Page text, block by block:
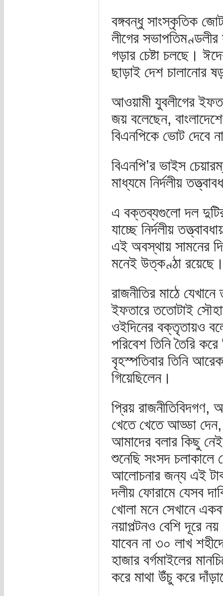
বঙ্গবন্ধু সাংস্কৃতিক
লীগের
গড়ার চেষ্টা চলছে।
ছাড়াই দেশ চালানোর
আওয়ামী যুবলীগের
জয় বলেছেন,
বিএনপিকে ভোট দেবে
বিএনপি’র ভাইস
মাধ্যমে নির্দলীয়
এ বক্তব্যগুলো দল
যাচ্ছে নির্দলীয়
এই অবস্থায় সামনের
মনেই উত্কণ্ঠা
রাজনীতির মাঠে
ইফতারে ততোটাই
ওইদিনের বক্তৃতায়ও
পরিবেশ তিনি তৈরি
বৃহস্পতিবার তিনি
গিয়েছিলেন।
প্রিয় রাজনীতিবিদগণ,
খেতে খেতে আড্ডা
আমাদের বলার কিছু
শুনেছি সংসদ চলাকালে
আলোচনার জন্য এই
দলীয় ফোরামে যেসব
খোলা মনে সেখানে
নয়াপল্টনও বেশি দূরে
যাবেন না ৩০ লাখ
হাজার বর্গমাইলের
করে মাথা উঁচু করে